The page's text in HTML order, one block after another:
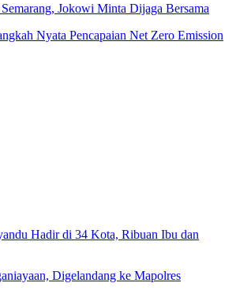
Jokowi Minta Dijaga Bersama
Nyata Pencapaian Net Zero Emission
Hadir di 34 Kota, Ribuan Ibu dan
Digelandang ke Mapolres